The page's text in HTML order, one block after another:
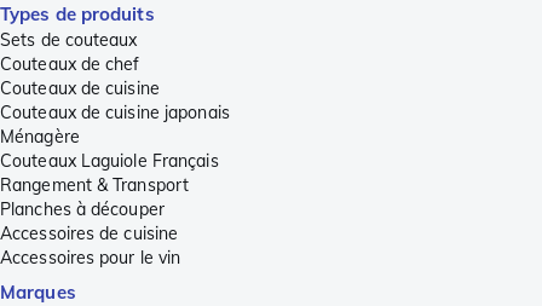
Types de produits
Sets de couteaux
Couteaux de chef
Couteaux de cuisine
Couteaux de cuisine japonais
Ménagère
Couteaux Laguiole Français
Rangement & Transport
Planches à découper
Accessoires de cuisine
Accessoires pour le vin
Marques